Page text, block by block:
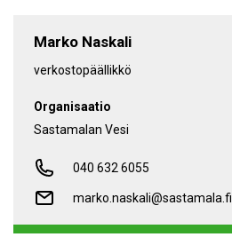
Marko Naskali
verkostopäällikkö
Organisaatio
Sastamalan Vesi
040 632 6055
marko.naskali@sastamala.fi